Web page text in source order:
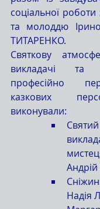
соціальної роботи
та молоддю
ТИТАРЕНКО.
Святкову
викладачі та
професійно
казкових
виконували:
Надія